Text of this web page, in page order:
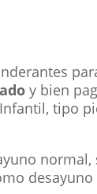
y bien
tipo